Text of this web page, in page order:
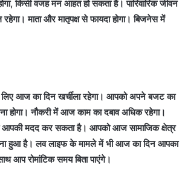
किसी वजह मन आहत हो सकता है। पारिवारिक जीवन
माता और मातृपक्ष से फायदा होगा। बिजनेस में
आज का दिन खर्चीला रहेगा। आपको अपने बजट का
होगा। नौकरी में आज काम का दबाव अधिक रहेगा।
आपकी मदद कर सकता है। आपको आज सामाजिक क्षेत्र
हुआ है। लव लाइफ के मामले में भी आज का दिन आपका
आप रोमांटिक समय बिता पाएंगे।